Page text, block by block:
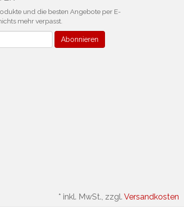
und die besten Angebote per E-
mehr verpasst.
Abonnieren
* inkl. MwSt., zzgl. Versandkosten